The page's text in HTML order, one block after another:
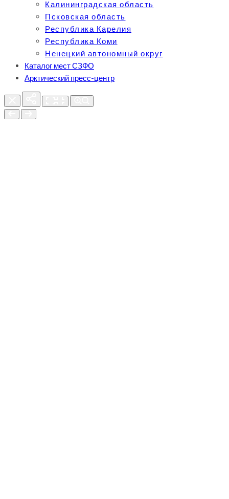
Калининградская область
Псковская область
Республика Карелия
Республика Коми
Ненецкий автономный округ
Каталог мест СЗФО
Арктический пресс-центр